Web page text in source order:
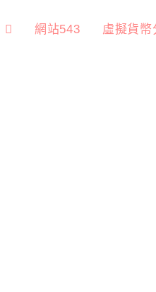
網站543 虛擬貨幣